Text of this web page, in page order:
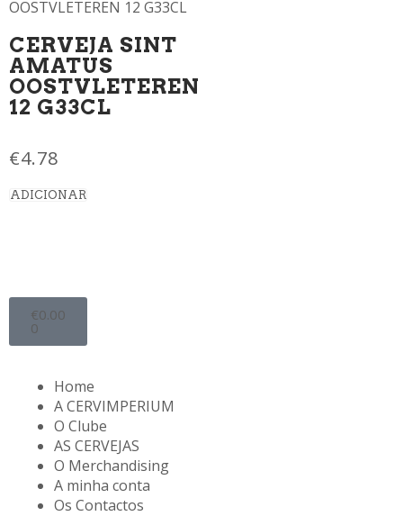
CERVEJA SINT
AMATUS
OOSTVLETEREN
12 G33CL
€4.78
ADICIONAR
€0.00
0
Home
A CERVIMPERIUM
O Clube
AS CERVEJAS
O Merchandising
A minha conta
Os Contactos